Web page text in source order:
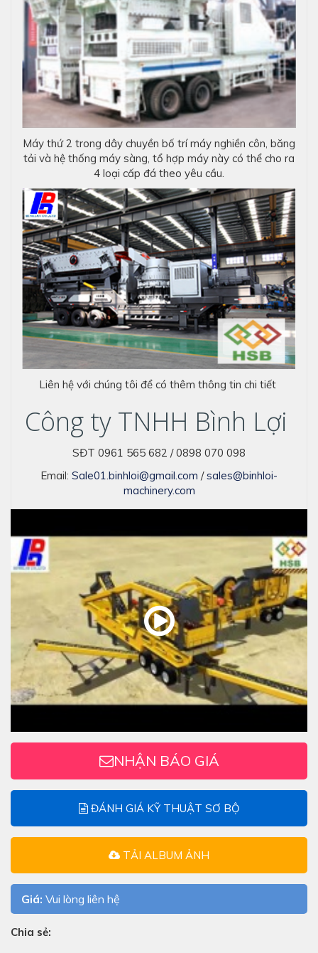
Máy thứ 2 trong dây chuyền bố trí máy nghiền côn, băng
tải và hệ thống máy sàng, tổ hợp máy này có thể cho ra
4 loại cấp đá theo yêu cầu.
Liên hệ với chúng tôi để có thêm thông tin chi tiết
Công ty TNHH Bình Lợi
SĐT 0961 565 682 / 0898 070 098
Email: Sale01.binhloi@gmail.com /sales@binhloi-
machinery.com
NHẬN BÁO GIÁ
ĐÁNH GIÁ KỸ THUẬT SƠ BỘ
TẢI ALBUM ẢNH
Giá: Vui lòng liên hệ
Chia sẻ: